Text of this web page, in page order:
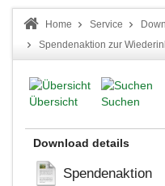
Home Service
Spendenaktion zur
Übersicht
Suchen
Download details
Spendenaktion